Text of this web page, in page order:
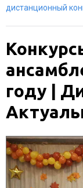
дистанционный
году |